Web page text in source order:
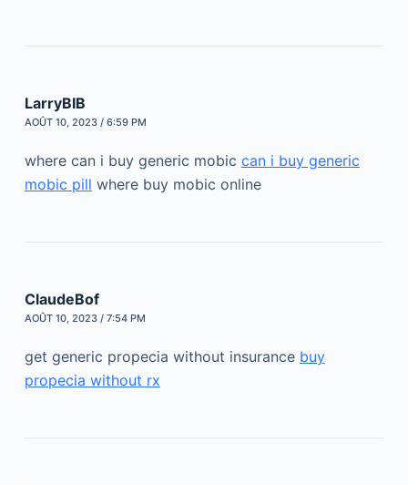
LarryBIB
AOÛT 10, 2023 / 6:59 PM
where can i buy generic mobic can i buy generic
mobic pill where buy mobic online
ClaudeBof
AOÛT 10, 2023 / 7:54 PM
get generic propecia without insurance buy
propecia without rx